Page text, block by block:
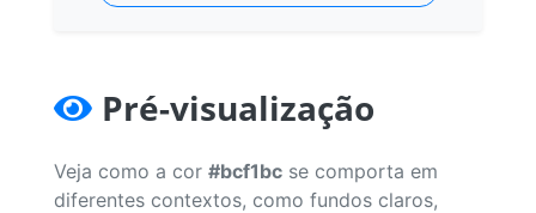
Pré-visualização
Veja como a cor #bcf1bc se comporta em
diferentes contextos, como fundos claros,